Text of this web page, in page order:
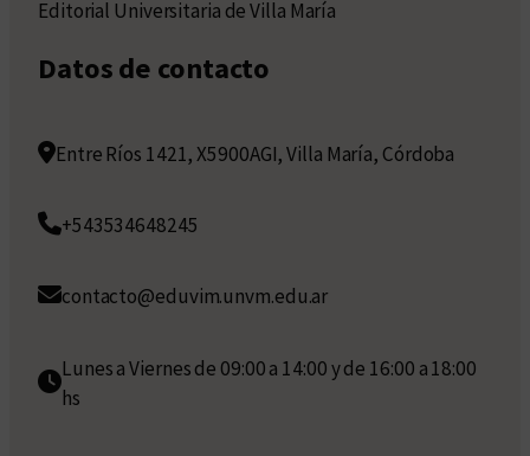
Editorial Universitaria de Villa María
Datos de contacto
Entre Ríos 1421, X5900AGI, Villa María, Córdoba
+543534648245
contacto@eduvim.unvm.edu.ar
Lunes a Viernes de 09:00 a 14:00 y de 16:00 a 18:00
hs